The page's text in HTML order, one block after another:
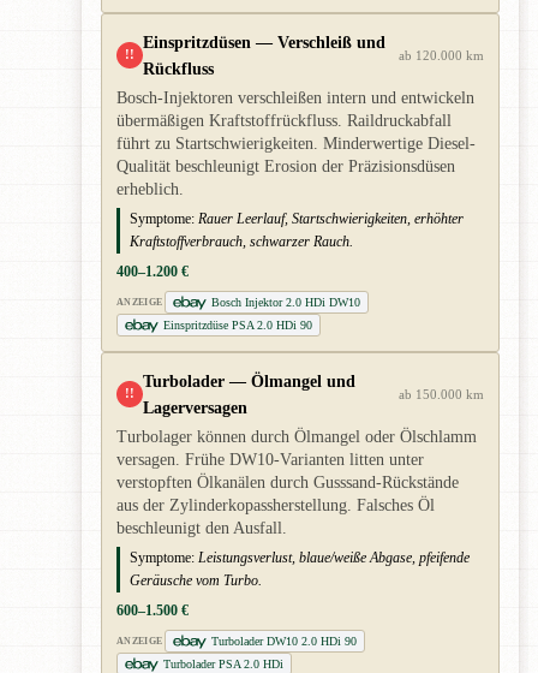
!!
Einspritzdüsen — Verschleiß und
Rückfluss
ab 120.000 km
Bosch-Injektoren verschleißen intern und entwickeln
übermäßigen Kraftstoffrückfluss. Raildruckabfall
führt zu Startschwierigkeiten. Minderwertige Diesel-
Qualität beschleunigt Erosion der Präzisionsdüsen
erheblich.
Symptome: Rauer Leerlauf, Startschwierigkeiten, erhöhter
Kraftstoffverbrauch, schwarzer Rauch.
400–1.200 €
ANZEIGE
Bosch Injektor 2.0 HDi DW10
Einspritzdüse PSA 2.0 HDi 90
!!
Turbolader — Ölmangel und
Lagerversagen
ab 150.000 km
Turbolager können durch Ölmangel oder Ölschlamm
versagen. Frühe DW10-Varianten litten unter
verstopften Ölkanälen durch Gusssand-Rückstände
aus der Zylinderkopassherstellung. Falsches Öl
beschleunigt den Ausfall.
Symptome: Leistungsverlust, blaue/weiße Abgase, pfeifende
Geräusche vom Turbo.
600–1.500 €
ANZEIGE
Turbolader DW10 2.0 HDi 90
Turbolader PSA 2.0 HDi